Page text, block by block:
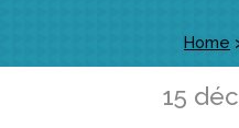
Home
15